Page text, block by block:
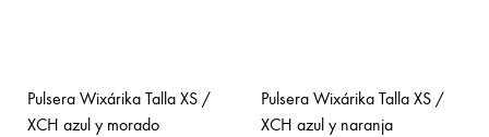
Pulsera Wixárika Talla XS /
XCH azul y morado
Pulsera Wixárika Talla XS /
XCH azul y naranja